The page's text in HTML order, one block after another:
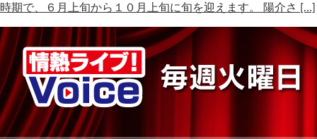
時期で、６月上旬から１０月上旬に旬を迎えます。 陽介さ […]